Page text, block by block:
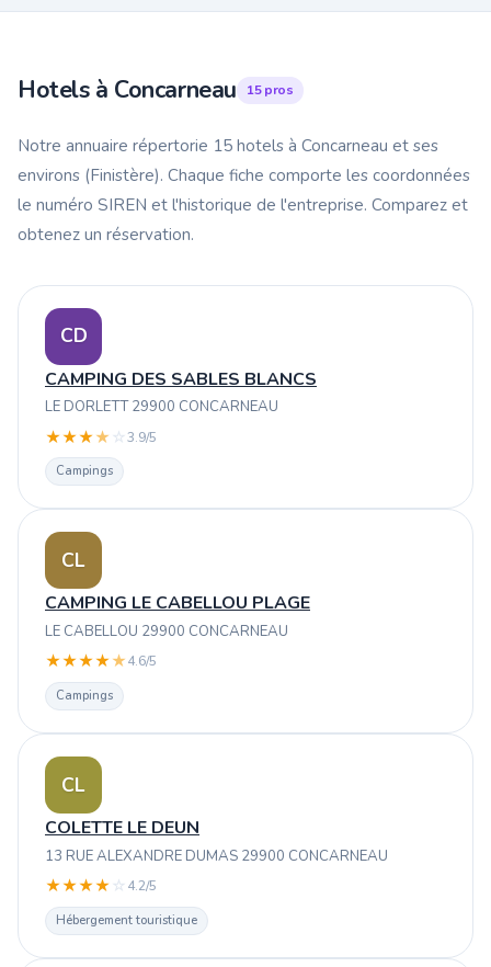
Hotels à Concarneau 15 pros
Notre annuaire répertorie 15 hotels à Concarneau et ses
environs (Finistère). Chaque fiche comporte les coordonnées
le numéro SIREN et l'historique de l'entreprise. Comparez et
obtenez un réservation.
CD
CAMPING DES SABLES BLANCS
LE DORLETT 29900 CONCARNEAU
★★★★ ☆3.9/5
Campings
CL
CAMPING LE CABELLOU PLAGE
LE CABELLOU 29900 CONCARNEAU
★★★★★4.6/5
Campings
CL
COLETTE LE DEUN
13 RUE ALEXANDRE DUMAS 29900 CONCARNEAU
★★★★ ☆ 4.2/5
Hébergement touristique